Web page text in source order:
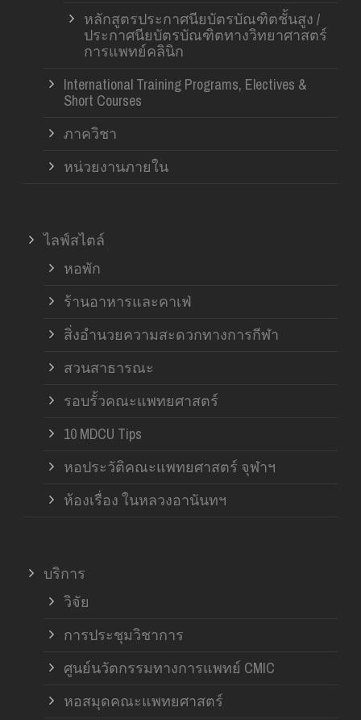
หลักสูตรประกาศนียบัตรบัณฑิตชั้นสูง /
ประกาศนียบัตรบัณฑิตทางวิทยาศาสตร์
การแพทย์คลินิก
International Training Programs, Electives &
Short Courses
ภาควิชา
หน่วยงานภายใน
ไลฟ์สไตล์
หอพัก
ร้านอาหารและคาเฟ่
สิ่งอำนวยความสะดวกทางการกีฬา
สวนสาธารณะ
รอบรั้วคณะแพทยศาสตร์
10 MDCU Tips
หอประวัติคณะแพทยศาสตร์ จุฬาฯ
ห้องเรื่อง ในหลวงอานันทฯ
บริการ
วิจัย
การประชุมวิชาการ
ศูนย์นวัตกรรมทางการแพทย์ CMIC
หอสมุดคณะแพทยศาสตร์